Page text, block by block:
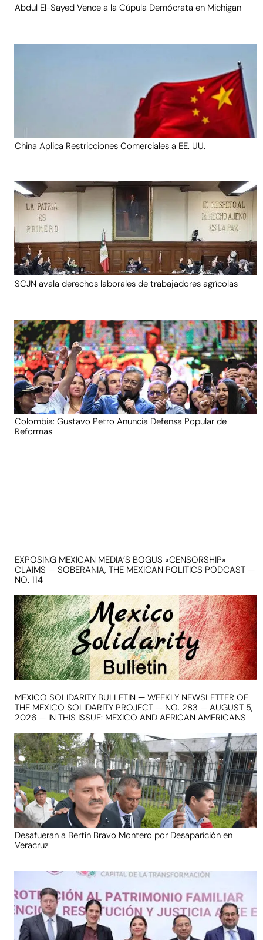
Abdul El-Sayed Vence a la Cúpula Demócrata en Michigan
China Aplica Restricciones Comerciales a EE. UU.
SCJN avala derechos laborales de trabajadores agrícolas
Colombia: Gustavo Petro Anuncia Defensa Popular de
Reformas
EXPOSING MEXICAN MEDIA’S BOGUS «CENSORSHIP»
CLAIMS — SOBERANIA, THE MEXICAN POLITICS PODCAST —
NO. 114
MEXICO SOLIDARITY BULLETIN — WEEKLY NEWSLETTER OF
THE MEXICO SOLIDARITY PROJECT — NO. 283 — AUGUST 5,
2026 — IN THIS ISSUE: MEXICO AND AFRICAN AMERICANS
Desafueran a Bertín Bravo Montero por Desaparición en
Veracruz